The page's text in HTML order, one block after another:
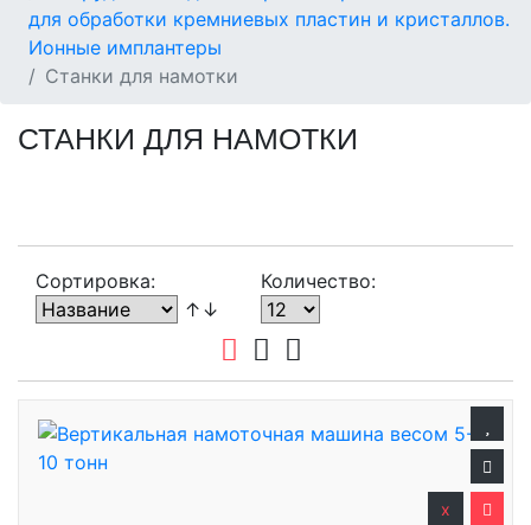
для обработки кремниевых пластин и кристаллов.
Ионные имплантеры
Станки для намотки
СТАНКИ ДЛЯ НАМОТКИ
Сортировка:
↑↓
Количество:
x